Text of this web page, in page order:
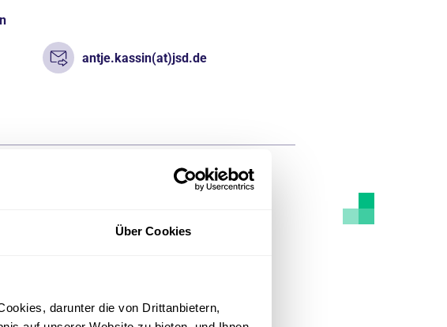
Über Cookies
darunter die von Drittanbietern,
antje.kassin(at)jsd.de